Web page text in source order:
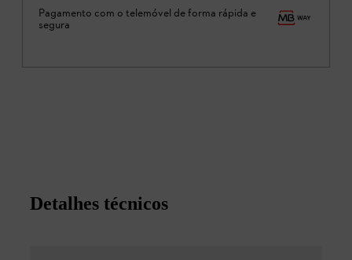
Pagamento com o telemóvel de forma rápida e
segura
Detalhes técnicos